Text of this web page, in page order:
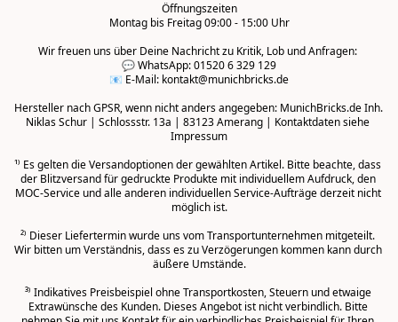
Öffnungszeiten
Montag bis Freitag 09:00 - 15:00 Uhr
Wir freuen uns über Deine Nachricht zu Kritik, Lob und Anfragen:
💬 WhatsApp: 01520 6 329 129
📧 E-Mail: kontakt@munichbricks.de
Hersteller nach GPSR, wenn nicht anders angegeben: MunichBricks.de Inh.
Niklas Schur | Schlossstr. 13a | 83123 Amerang | Kontaktdaten siehe
Impressum
¹⁾ Es gelten die Versandoptionen der gewählten Artikel. Bitte beachte, dass
der Blitzversand für gedruckte Produkte mit individuellem Aufdruck, den
MOC-Service und alle anderen individuellen Service-Aufträge derzeit nicht
möglich ist.
²⁾ Dieser Liefertermin wurde uns vom Transportunternehmen mitgeteilt.
Wir bitten um Verständnis, dass es zu Verzögerungen kommen kann durch
äußere Umstände.
³⁾ Indikatives Preisbeispiel ohne Transportkosten, Steuern und etwaige
Extrawünsche des Kunden. Dieses Angebot ist nicht verbindlich. Bitte